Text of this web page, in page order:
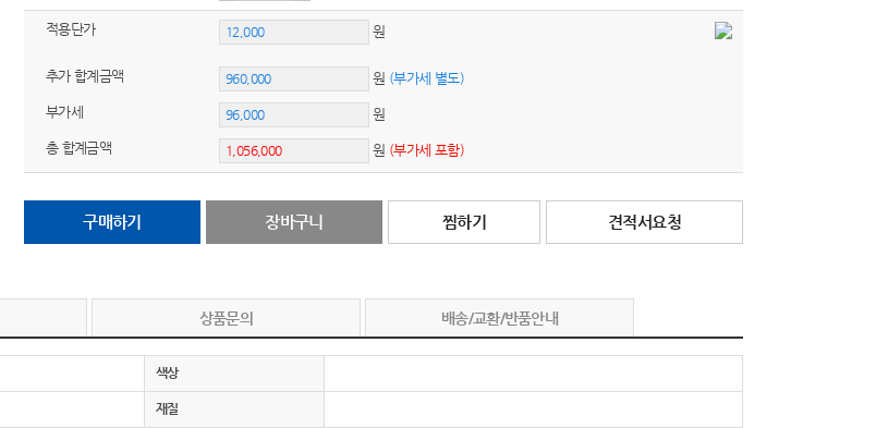
감
소
증
가
적용단가 원
추가 합계금액 원 (부가세 별도)
부가세 원
총 합계금액 원 (부가세 포함)
구매하기 장바구니 찜하기 견적서요청
상품문의 배송/교환/반품안내
색상
재질